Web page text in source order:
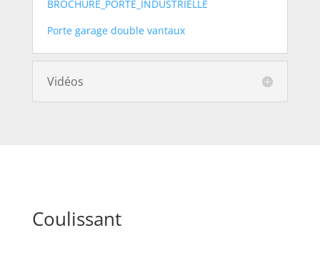
BROCHURE_PORTE_INDUSTRIELLE
Porte garage double vantaux
Vidéos
Coulissant